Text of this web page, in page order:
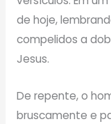
de hoje,
compelidos a
Jesus.
De repente, o
bruscamente e